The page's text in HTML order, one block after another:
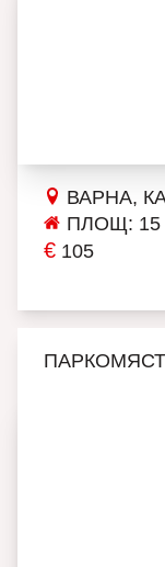
ВАРНА,
ПЛОЩ: 15
€ 105